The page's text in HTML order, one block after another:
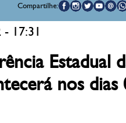
Compartilhe:
17:31
Estadual
nos dias